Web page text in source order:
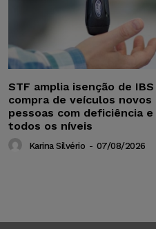
STF amplia isenção de
compra de veículos novos
pessoas com deficiência
todos os níveis
Karina Silvério - 07/08/2026